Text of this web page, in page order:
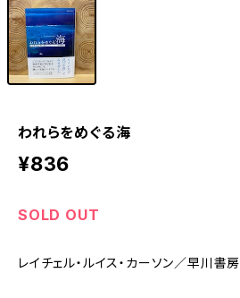
われらをめぐる海
¥836
SOLD OUT
レイチェル・ルイス・カーソン／早川書房